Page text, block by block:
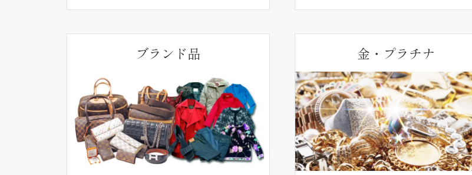
ブランド品 金・プラチナ